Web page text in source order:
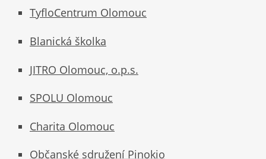
TyfloCentrum Olomouc
Blanická školka
JITRO Olomouc, o.p.s.
SPOLU Olomouc
Charita Olomouc
Občanské sdružení Pinokio